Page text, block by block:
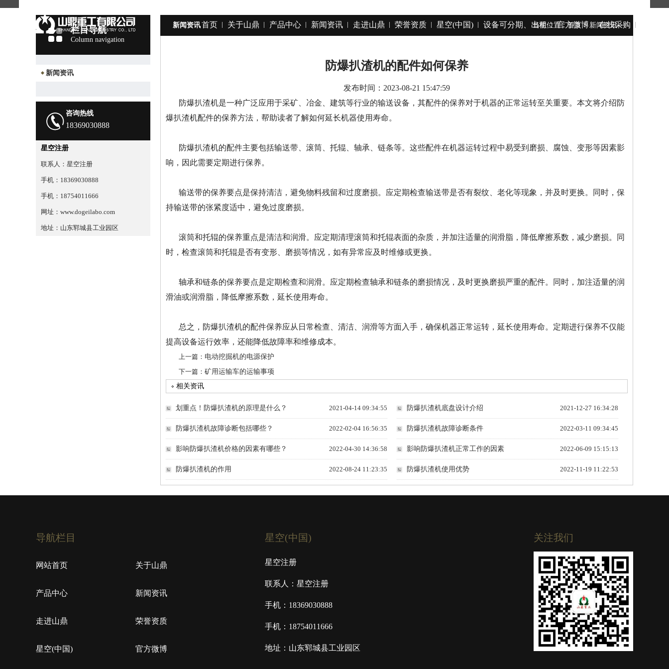
首页 关于山鼎 产品中心 新闻资讯 走进山鼎 荣誉资质 星空(中国) 设备可分期、出租 官方微博 在线采购
栏目导航
Column navigation
新闻资讯
咨询热线
18369030888
星空注册
联系人：星空注册
手机：18369030888
手机：18754011666
网址：www.dogeilabo.com
地址：山东郓城县工业园区
当前位置：首页>新闻资讯>
新闻资讯
防爆扒渣机的配件如何保养
发布时间：2023-08-21 15:47:59
防爆扒渣机是一种广泛应用于采矿、冶金、建筑等行业的输送设备，其配件的保养对于机器的正常运转至关重要。本文将介绍防
爆扒渣机配件的保养方法，帮助读者了解如何延长机器使用寿命。
防爆扒渣机的配件主要包括输送带、滚筒、托辊、轴承、链条等。这些配件在机器运转过程中易受到磨损、腐蚀、变形等因素影
响，因此需要定期进行保养。
输送带的保养要点是保持清洁，避免物料残留和过度磨损。应定期检查输送带是否有裂纹、老化等现象，并及时更换。同时，保
持输送带的张紧度适中，避免过度磨损。
滚筒和托辊的保养重点是清洁和润滑。应定期清理滚筒和托辊表面的杂质，并加注适量的润滑脂，降低摩擦系数，减少磨损。同
时，检查滚筒和托辊是否有变形、磨损等情况，如有异常应及时维修或更换。
轴承和链条的保养要点是定期检查和润滑。应定期检查轴承和链条的磨损情况，及时更换磨损严重的配件。同时，加注适量的润
滑油或润滑脂，降低摩擦系数，延长使用寿命。
总之，防爆扒渣机的配件保养应从日常检查、清洁、润滑等方面入手，确保机器正常运转，延长使用寿命。定期进行保养不仅能
提高设备运行效率，还能降低故障率和维修成本。
上一篇： 电动挖掘机的电源保护
下一篇： 矿用运输车的运输事项
相关资讯
2021-04-14 09:34:55
划重点！防爆扒渣机的原理是什么？ 2021-12-27 16:34:28
防爆扒渣机底盘设计介绍
2022-02-04 16:56:35
防爆扒渣机故障诊断包括哪些？ 2022-03-11 09:34:45
防爆扒渣机故障诊断条件
2022-04-30 14:36:58
影响防爆扒渣机价格的因素有哪些？ 2022-06-09 15:15:13
影响防爆扒渣机正常工作的因素
2022-08-24 11:23:35
防爆扒渣机的作用 2022-11-19 11:22:53
防爆扒渣机使用优势
导航栏目
网站首页 关于山鼎
产品中心 新闻资讯
走进山鼎 荣誉资质
星空(中国) 官方微博
星空(中国)
星空注册
联系人：星空注册
手机：18369030888
手机：18754011666
地址：山东郓城县工业园区
关注我们